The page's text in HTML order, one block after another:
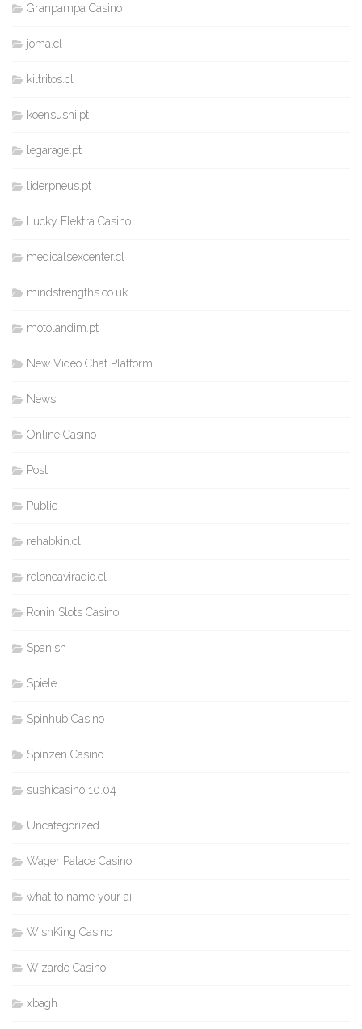
Granpampa Casino
joma.cl
kiltritos.cl
koensushi.pt
legarage.pt
liderpneus.pt
Lucky Elektra Casino
medicalsexcenter.cl
mindstrengths.co.uk
motolandim.pt
New Video Chat Platform
News
Online Casino
Post
Public
rehabkin.cl
reloncaviradio.cl
Ronin Slots Casino
Spanish
Spiele
Spinhub Casino
Spinzen Casino
sushicasino 10.04
Uncategorized
Wager Palace Casino
what to name your ai
WishKing Casino
Wizardo Casino
xbagh